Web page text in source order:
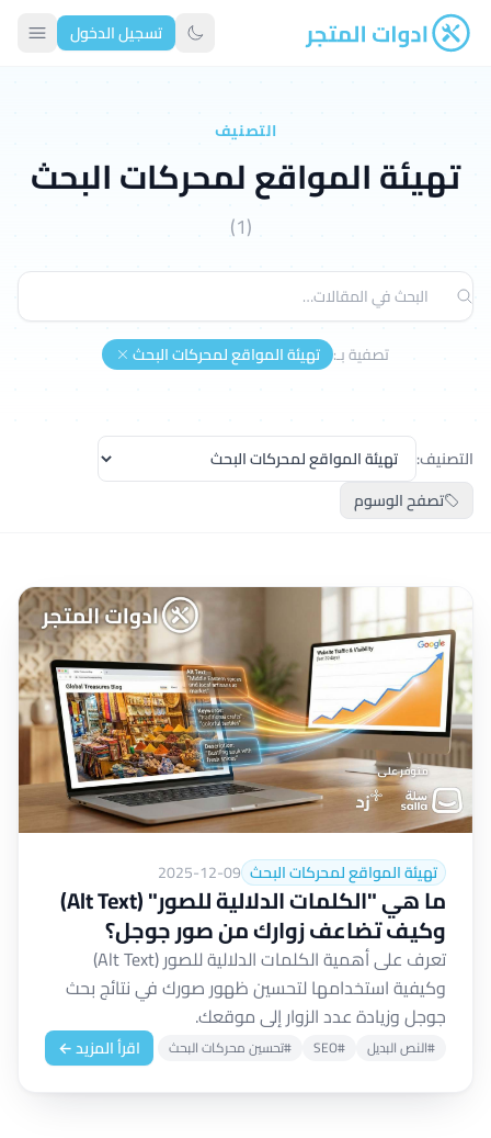
ادوات المتجر تبديل الوضع الداكن
تسجيل الدخول
التصنيف
تهيئة المواقع لمحركات البحث
(1)
تصفية بـ: تهيئة المواقع لمحركات البحث
التصنيف:
تصفح الوسوم
تهيئة المواقع لمحركات البحث 2025-12-09
ما هي "الكلمات الدلالية للصور" (Alt Text)
وكيف تضاعف زوارك من صور جوجل؟
تعرف على أهمية الكلمات الدلالية للصور (Alt Text)
وكيفية استخدامها لتحسين ظهور صورك في نتائج بحث
جوجل وزيادة عدد الزوار إلى موقعك.
#النص البديل #SEO #تحسين محركات البحث اقرأ المزيد ←